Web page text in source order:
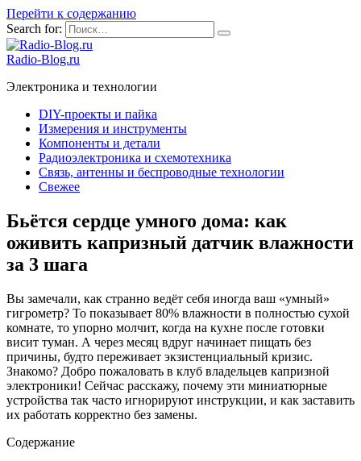
Перейти к содержанию
Search for:
Radio-Blog.ru
Электроника и технологии
DIY-проекты и пайка
Измерения и инструменты
Компоненты и детали
Радиоэлектроника и схемотехника
Связь, антенны и беспроводные технологии
Свежее
Бьётся сердце умного дома: как
оживить капризный датчик влажности
за 3 шага
Вы замечали, как странно ведёт себя иногда ваш «умный»
гигрометр? То показывает 80% влажности в полностью сухой
комнате, то упорно молчит, когда на кухне после готовки
висит туман. А через месяц вдруг начинает пищать без
причины, будто переживает экзистенциальный кризис.
Знакомо? Добро пожаловать в клуб владельцев капризной
электроники! Сейчас расскажу, почему эти миниатюрные
устройства так часто игнорируют инструкции, и как заставить
их работать корректно без замены.
Содержание